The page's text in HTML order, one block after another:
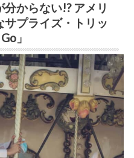
からない!? アメリ
プライズ・トリッ
」